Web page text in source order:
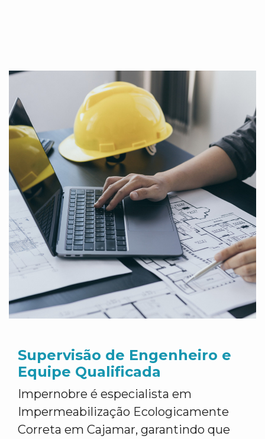
Supervisão de Engenheiro e
Equipe Qualificada
Impernobre é especialista em
Impermeabilização Ecologicamente
Correta em Cajamar, garantindo que